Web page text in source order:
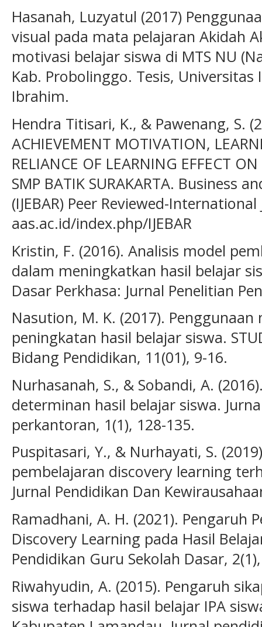
Hasanah, Luzyatul (2017)
visual pada mata pelajaran Akidah
motivasi belajar siswa di MTS NU
Kab. Probolinggo. Tesis,
Ibrahim.
Hendra Titisari, K., & Pawenang, S.
ACHIEVEMENT MOTIVATION,
RELIANCE OF LEARNING EFFECT
SMP BATIK SURAKARTA. Business
(IJEBAR) Peer Reviewed-
aas.ac.id/index.php/IJEBAR
Kristin, F. (2016). Analisis model
dalam meningkatkan hasil belajar
Dasar Perkhasa: Jurnal Penelitian
Nasution, M. K. (2017).
peningkatan hasil belajar siswa.
Bidang Pendidikan, 11(01), 9-16.
Nurhasanah, S., & Sobandi, A.
determinan hasil belajar siswa.
perkantoran, 1(1), 128-135.
Puspitasari, Y., & Nurhayati, S.
pembelajaran discovery learning
Jurnal Pendidikan Dan
Ramadhani, A. H. (2021). Pengaruh
Discovery Learning pada Hasil
Pendidikan Guru Sekolah Dasar,
Riwahyudin, A. (2015). Pengaruh
siswa terhadap hasil belajar IPA